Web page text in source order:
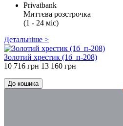
Privatbank
Миттєва розстрочка
(1 - 24 міс)
Детальніше >
Золотий хрестик (1б_п-208)
10 716 грн 13 160 грн
До кошика